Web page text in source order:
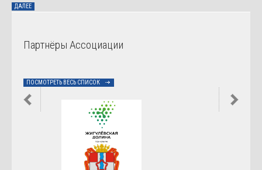
ДАЛЕЕ
Партнёры Ассоциации
ПОСМОТРЕТЬ ВЕСЬ СПИСОК